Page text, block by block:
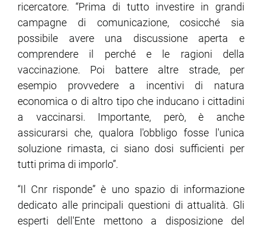
ricercatore. “Prima di tutto investire in grandi
campagne di comunicazione, cosicché sia
possibile avere una discussione aperta e
comprendere il perché e le ragioni della
vaccinazione. Poi battere altre strade, per
esempio provvedere a incentivi di natura
economica o di altro tipo che inducano i cittadini
a vaccinarsi. Importante, però, è anche
assicurarsi che, qualora l'obbligo fosse l'unica
soluzione rimasta, ci siano dosi sufficienti per
tutti prima di imporlo”.
“Il Cnr risponde” è uno spazio di informazione
dedicato alle principali questioni di attualità. Gli
esperti dell'Ente mettono a disposizione del